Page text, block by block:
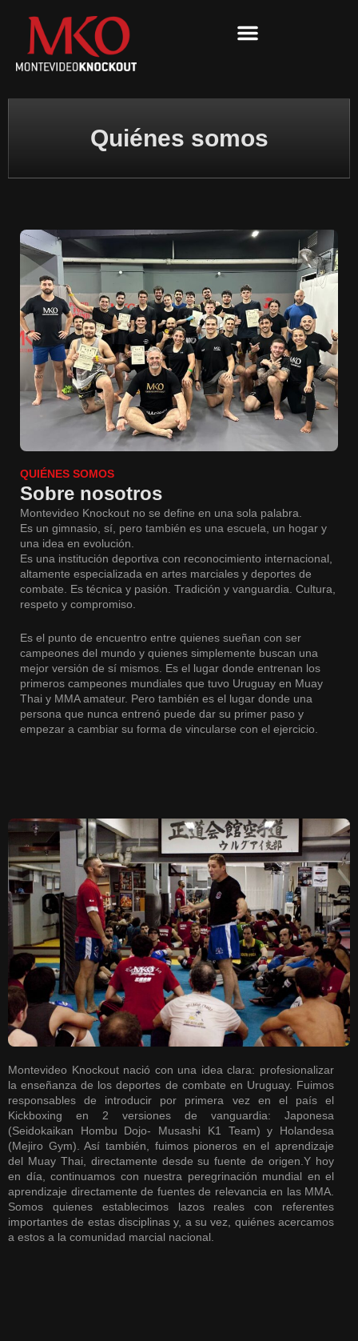
contenido
Quiénes somos
QUIÉNES SOMOS
Sobre nosotros
Montevideo Knockout no se define en una sola palabra.
Es un gimnasio, sí, pero también es una escuela, un hogar y
una idea en evolución.
Es una institución deportiva con reconocimiento internacional,
altamente especializada en artes marciales y deportes de
combate. Es técnica y pasión. Tradición y vanguardia. Cultura,
respeto y compromiso.
Es el punto de encuentro entre quienes sueñan con ser
campeones del mundo y quienes simplemente buscan una
mejor versión de sí mismos. Es el lugar donde entrenan los
primeros campeones mundiales que tuvo Uruguay en Muay
Thai y MMA amateur. Pero también es el lugar donde una
persona que nunca entrenó puede dar su primer paso y
empezar a cambiar su forma de vincularse con el ejercicio.
Montevideo Knockout nació con una idea clara: profesionalizar
la enseñanza de los deportes de combate en Uruguay. Fuimos
responsables de introducir por primera vez en el país el
Kickboxing en 2 versiones de vanguardia: Japonesa
(Seidokaikan Hombu Dojo- Musashi K1 Team) y Holandesa
(Mejiro Gym). Así también, fuimos pioneros en el aprendizaje
del Muay Thai, directamente desde su fuente de origen.Y hoy
en día, continuamos con nuestra peregrinación mundial en el
aprendizaje directamente de fuentes de relevancia en las MMA.
Somos quienes establecimos lazos reales con referentes
importantes de estas disciplinas y, a su vez, quiénes acercamos
a estos a la comunidad marcial nacional.